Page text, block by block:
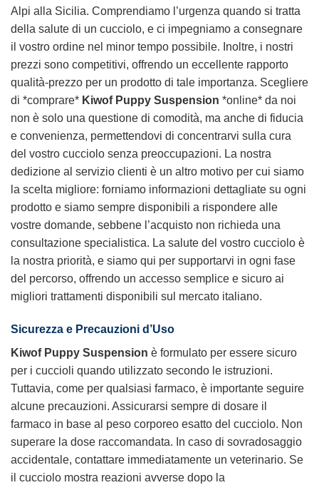
Alpi alla Sicilia. Comprendiamo l’urgenza quando si tratta
della salute di un cucciolo, e ci impegniamo a consegnare
il vostro ordine nel minor tempo possibile. Inoltre, i nostri
prezzi sono competitivi, offrendo un eccellente rapporto
qualità-prezzo per un prodotto di tale importanza. Scegliere
di *comprare* Kiwof Puppy Suspension *online* da noi
non è solo una questione di comodità, ma anche di fiducia
e convenienza, permettendovi di concentrarvi sulla cura
del vostro cucciolo senza preoccupazioni. La nostra
dedizione al servizio clienti è un altro motivo per cui siamo
la scelta migliore: forniamo informazioni dettagliate su ogni
prodotto e siamo sempre disponibili a rispondere alle
vostre domande, sebbene l’acquisto non richieda una
consultazione specialistica. La salute del vostro cucciolo è
la nostra priorità, e siamo qui per supportarvi in ogni fase
del percorso, offrendo un accesso semplice e sicuro ai
migliori trattamenti disponibili sul mercato italiano.
Sicurezza e Precauzioni d’Uso
Kiwof Puppy Suspension è formulato per essere sicuro
per i cuccioli quando utilizzato secondo le istruzioni.
Tuttavia, come per qualsiasi farmaco, è importante seguire
alcune precauzioni. Assicurarsi sempre di dosare il
farmaco in base al peso corporeo esatto del cucciolo. Non
superare la dose raccomandata. In caso di sovradosaggio
accidentale, contattare immediatamente un veterinario. Se
il cucciolo mostra reazioni avverse dopo la